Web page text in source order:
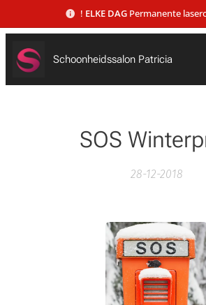
! ELKE DAGPermanente
Schoonheidssalon Patricia
SOS
28-12-2018